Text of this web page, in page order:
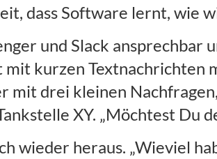
dass Software lernt, wie
und Slack
mit kurzen
mit drei kleinen
XY. „Möchtest Du
wieder heraus. „Wieviel